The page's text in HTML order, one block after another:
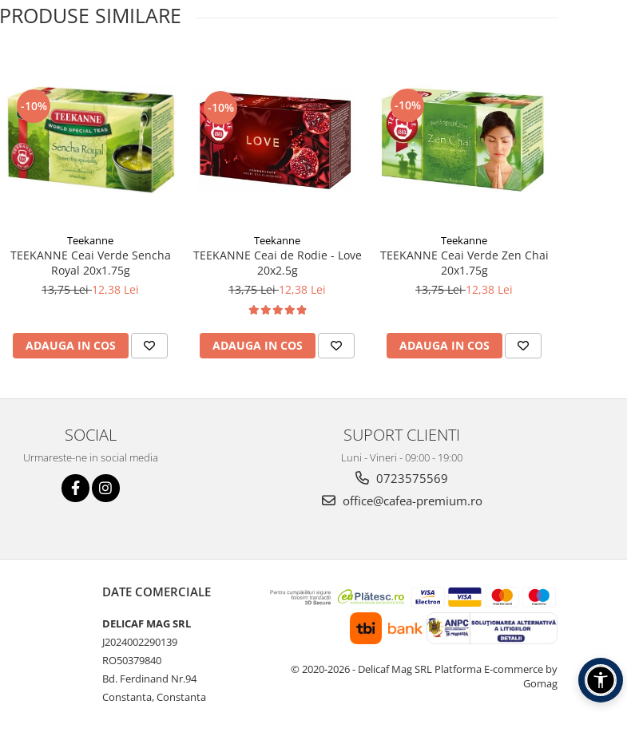
PRODUSE SIMILARE
-10%
Teekanne
TEEKANNE Ceai Verde Sencha
Royal 20x1.75g
13,75 Lei12,38 Lei
ADAUGA IN COS
-10%
Teekanne
TEEKANNE Ceai de Rodie - Love
20x2.5g
13,75 Lei12,38 Lei
ADAUGA IN COS
-10%
Teekanne
TEEKANNE Ceai Verde Zen Chai
20x1.75g
13,75 Lei12,38 Lei
ADAUGA IN COS
SOCIAL
Urmareste-ne in social media
SUPORT CLIENTI
Luni - Vineri - 09:00 - 19:00
0723575569
office@cafea-premium.ro
DATE COMERCIALE
DELICAF MAG SRL
J2024002290139
RO50379840
Bd. Ferdinand Nr.94
Constanta, Constanta
© 2020-2026 - Delicaf Mag SRL Platforma E-commerce by
Gomag